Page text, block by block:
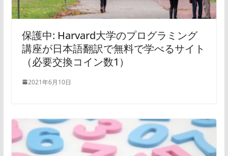
保護中: Harvard大学のプログラミング
講座が日本語翻訳で無料で学べるサイト
（必要交換コイン数1）
2021年6月10日